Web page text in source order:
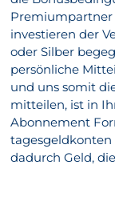
Premiumpartner
investieren der
oder Silber
persönliche
und uns somit
mitteilen, ist in
Abonnement
tagesgeldkonten
dadurch Geld,